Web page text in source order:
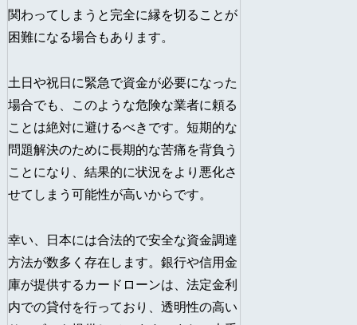
関わってしまうと完全に縁を切ることが
困難になる場合もあります。
土日や祝日に緊急で資金が必要になった
場合でも、このような危険な業者に頼る
ことは絶対に避けるべきです。短期的な
問題解決のために長期的な苦痛を背負う
ことになり、結果的に状況をより悪化さ
せてしまう可能性が高いからです。
幸い、日本には合法的で安全な資金調達
方法が数多く存在します。銀行や信用金
庫が提供するカードローンは、法定金利
内での貸付を行っており、透明性の高い